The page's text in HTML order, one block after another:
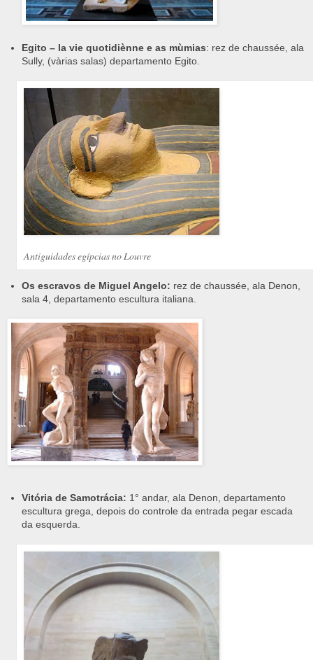
Egito – la vie quotidiènne e as mùmias: rez de chaussée, ala
Sully, (vàrias salas) departamento Egito.
Antiguidades egípcias no Louvre
Os escravos de Miguel Angelo: rez de chaussée, ala Denon,
sala 4, departamento escultura italiana.
Vitória de Samotrácia: 1° andar, ala Denon, departamento
escultura grega, depois do controle da entrada pegar escada
da esquerda.